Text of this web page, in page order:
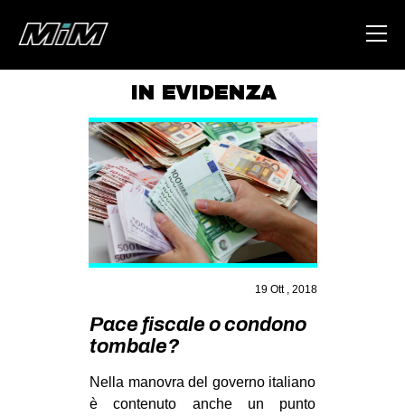
ABOUT
AREA
DEGENERAZIONE
GAZA FREESTYLE
CSOA LAMBRETTA
MSM
STUDENTI TSUNAMI
ZAM
IN EVIDENZA
19 Ott , 2018
Pace fiscale o condono
tombale?
Nella manovra del governo italiano
è contenuto anche un punto